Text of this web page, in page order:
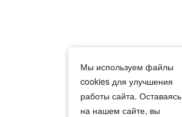
Мы используем файлы
cookies для улучшения
работы сайта. Оставаясь
на нашем сайте, вы